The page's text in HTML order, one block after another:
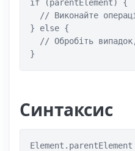
if (parentElement) {
// Виконайте
} else {
// Обробіть
Синтаксис
Element.parentElement